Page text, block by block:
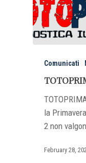
Comunicati
la
2 non
February 28,